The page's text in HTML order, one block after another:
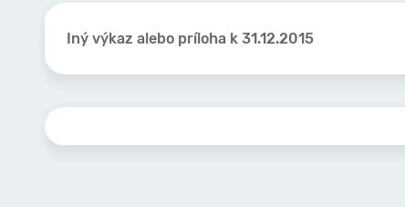
Iný výkaz alebo príloha k 31.12.2015